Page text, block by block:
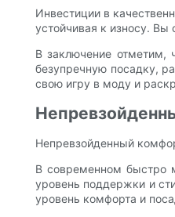
Инвестиции в
устойчивая к износу. Вы
В заключение отметим,
безупречную посадку,
свою игру в моду и
Непревзойденный
В современном быстро
уровень поддержки и
уровень комфорта и